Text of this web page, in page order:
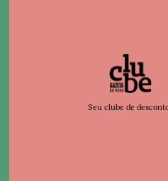
Seu clube de